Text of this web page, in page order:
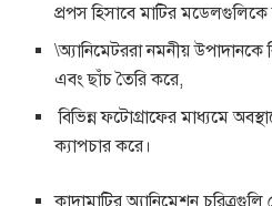
প্রপস হিসাবে মাটির মডেলগুলিকে
\অ্যানিমেটররা নমনীয় উপাদানকে
এবং ছাঁচ তৈরি করে,
বিভিন্ন ফটোগ্রাফের মাধ্যমে
ক্যাপচার করে।
কাদামাটির অ্যানিমেশন